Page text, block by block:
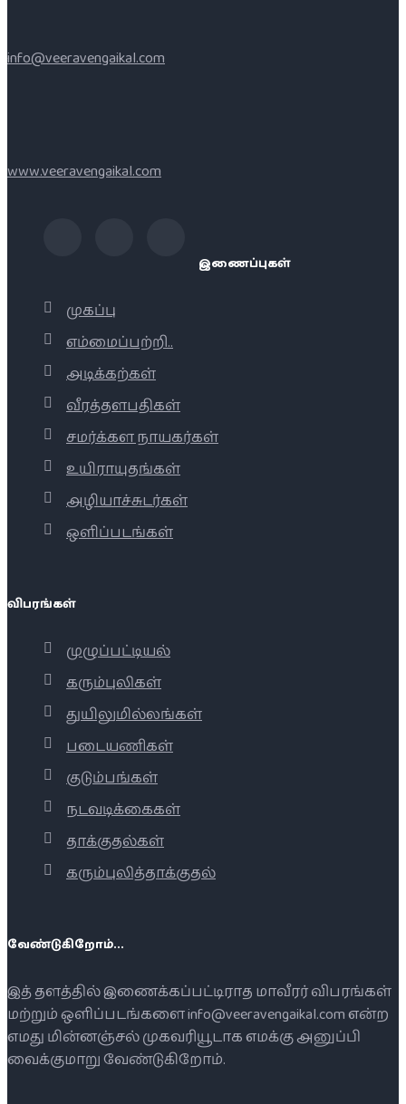
info@veeravengaikal.com
www.veeravengaikal.com
இணைப்புகள்
முகப்பு
எம்மைப்பற்றி..
அடிக்கற்கள்
வீரத்தளபதிகள்
சமர்க்கள நாயகர்கள்
உயிராயுதங்கள்
அழியாச்சுடர்கள்
ஒளிப்படங்கள்
விபரங்கள்
முழுப்பட்டியல்
கரும்புலிகள்
துயிலுமில்லங்கள்
படையணிகள்
குடும்பங்கள்
நடவடிக்கைகள்
தாக்குதல்கள்
கரும்புலித்தாக்குதல்
வேண்டுகிறோம்...
இத் தளத்தில் இணைக்கப்பட்டிராத மாவீரர் விபரங்கள்
மற்றும் ஒளிப்படங்களை info@veeravengaikal.com என்ற
எமது மின்னஞ்சல் முகவரியூடாக எமக்கு அனுப்பி
வைக்குமாறு வேண்டுகிறோம்.